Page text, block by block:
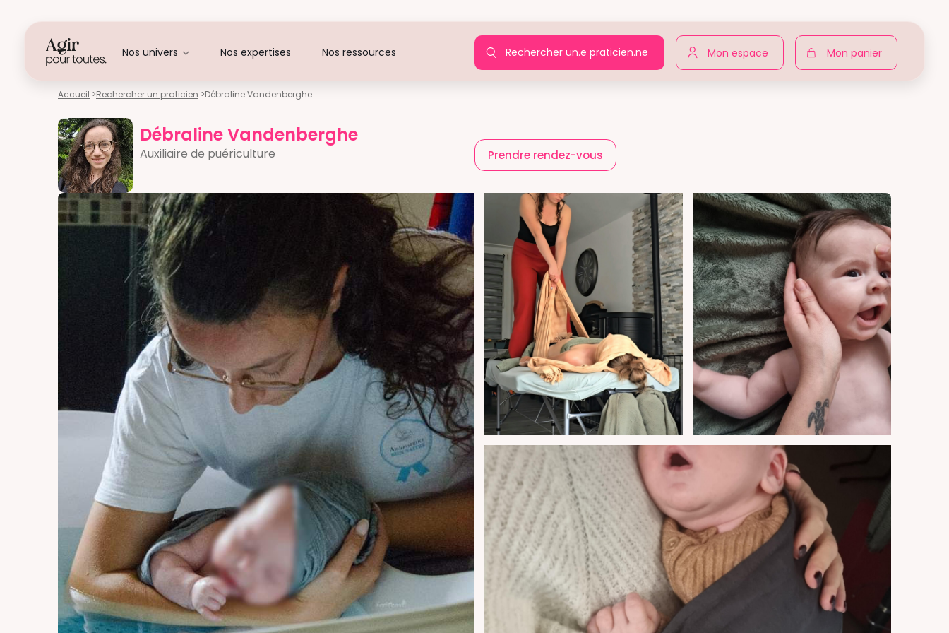
Nos univers Nos expertises Nos ressources Rechercher un.e praticien.ne Mon espace Mon panier
Accueil >Rechercher un praticien >Débraline Vandenberghe
Débraline Vandenberghe
Auxiliaire de puériculture Prendre rendez-vous